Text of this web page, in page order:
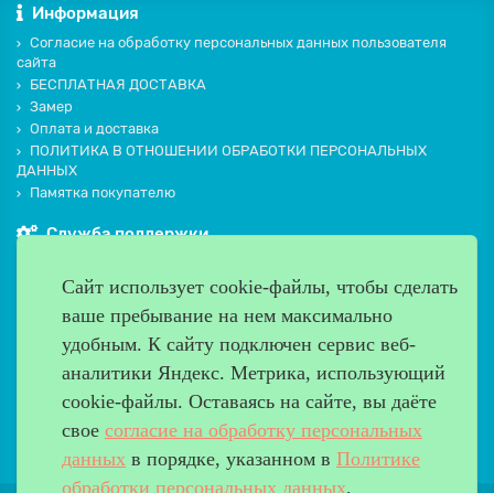
Информация
Согласие на обработку персональных данных пользователя
сайта
БЕСПЛАТНАЯ ДОСТАВКА
Замер
Оплата и доставка
ПОЛИТИКА В ОТНОШЕНИИ ОБРАБОТКИ ПЕРСОНАЛЬНЫХ
ДАННЫХ
Памятка покупателю
Служба поддержки
Производители
Дополнительно
Наш адрес
Работаем с 9:00 до 20:00
8 (499) 685-33-26
Сайт использует cookie-файлы, чтобы сделать
ваше пребывание на нем максимально
удобным. К cайту подключен сервис веб-
аналитики Яндекс. Метрика, использующий
cookie-файлы. Оставаясь на сайте, вы даёте
свое согласие на обработку персональных
данных в порядке, указанном в Политике
обработки персональных данных.